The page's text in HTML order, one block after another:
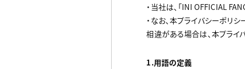
・当社は、「INI OFFICIAL
・なお、本プライバシーポリ
相違がある場合は、本プライ
1.用語の定義